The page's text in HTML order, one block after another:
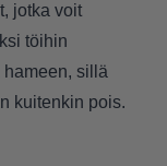
jotka voit
töihin
hameen, sillä
kuitenkin pois.